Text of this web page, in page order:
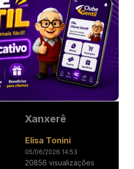
Xanxerê
Elisa Tonini
05/06/2026 14:53
20856 visualizações